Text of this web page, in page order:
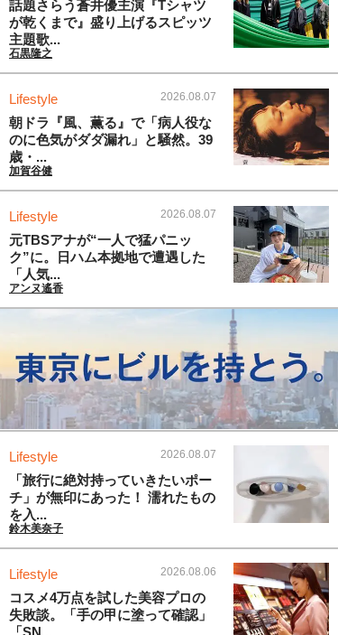
話題さらう蒼井優主演『Tシャツ
が乾くまで』盛り上げるスピッツ
主題歌...
石黒隆之
Lifestyle 2026.08.07
朝ドラ『風、薫る』で「病人役な
のに色気がダダ漏れ」と騒然。39
歳・...
加賀谷健
Lifestyle 2026.08.07
元TBSアナが“一人で猛パニッ
ク”に。日ハム本拠地で遭遇した
「人気...
アンヌ遙香
Lifestyle 2026.08.07
「旅行に絶対持っていきたいポー
チ」が無印にあった！ 濡れたもの
を入...
鈴木美奈子
Lifestyle 2026.08.06
コスメ4万点を試した美容プロの
失敗談。「手の甲に塗って確認」
「SN...